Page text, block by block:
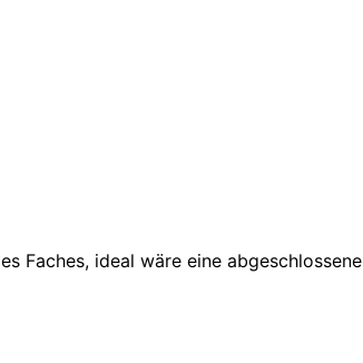
Faches, ideal wäre eine